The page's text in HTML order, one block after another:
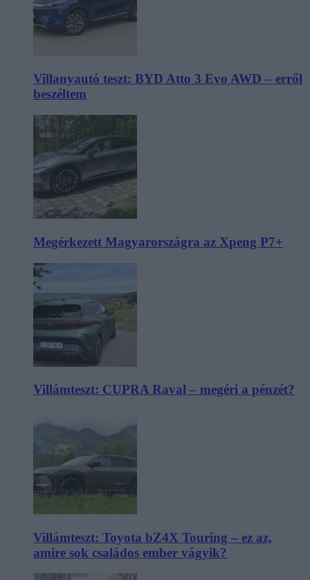
Villanyautó teszt: BYD Atto 3 Evo AWD – erről
beszéltem
Megérkezett Magyarországra az Xpeng P7+
Villámteszt: CUPRA Raval – megéri a pénzét?
Villámteszt: Toyota bZ4X Touring – ez az,
amire sok családos ember vágyik?